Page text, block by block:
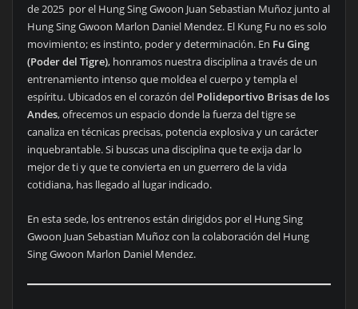
de 2025 por el Hung Sing Gwoon Juan Sebastian Muñoz junto al
Hung Sing Gwoon Marlon Daniel Mendez. El Kung Fu no es solo
movimiento; es instinto, poder y determinación. En Fu Ging
(Poder del Tigre), honramos nuestra disciplina a través de un
entrenamiento intenso que moldea el cuerpo y templa el
espíritu. Ubicados en el corazón del Polideportivo Brisas de los
Andes, ofrecemos un espacio donde la fuerza del tigre se
canaliza en técnicas precisas, potencia explosiva y un carácter
inquebrantable. Si buscas una disciplina que te exija dar lo
mejor de ti y que te convierta en un guerrero de la vida
cotidiana, has llegado al lugar indicado.
En esta sede, los entrenos están dirigidos por el Hung Sing
Gwoon Juan Sebastian Muñoz con la colaboración del Hung
Sing Gwoon Marlon Daniel Mendez.